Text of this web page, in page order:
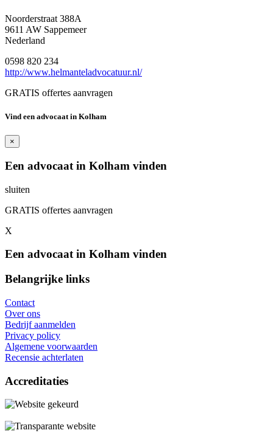
Noorderstraat 388A
9611 AW Sappemeer
Nederland
0598 820 234
http://www.helmanteladvocatuur.nl/
GRATIS offertes aanvragen
Vind een advocaat in Kolham
×
Een advocaat in Kolham vinden
sluiten
GRATIS offertes aanvragen
X
Een advocaat in Kolham vinden
Belangrijke links
Contact
Over ons
Bedrijf aanmelden
Privacy policy
Algemene voorwaarden
Recensie achterlaten
Accreditaties